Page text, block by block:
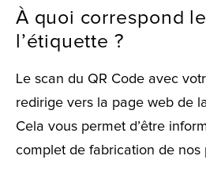
À quoi correspond
l’étiquette ?
Le scan du QR Code avec
redirige vers la page web de
Cela vous permet d’être
complet de fabrication de nos